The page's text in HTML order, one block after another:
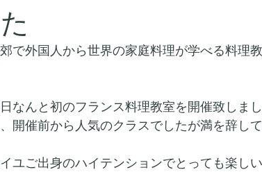
で外国人から世界の家庭料理が学べる料理
なんと初のフランス料理教室を開催致しまし
開催前から人気のクラスでしたが満を辞して
ユご出身のハイテンションでとっても楽し